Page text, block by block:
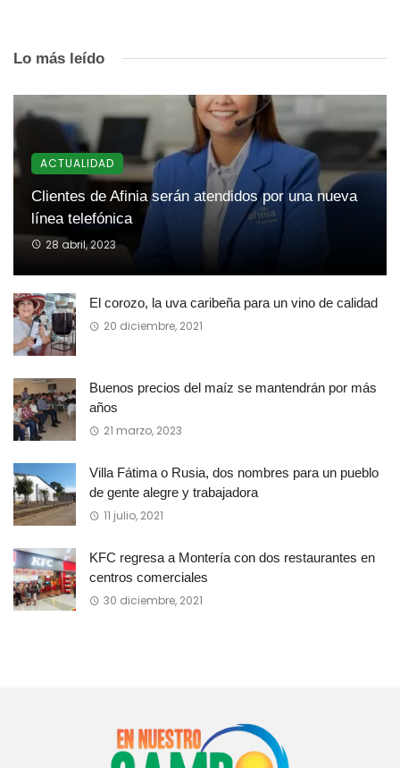
Lo más leído
ACTUALIDAD
Clientes de Afinia serán atendidos por una nueva
línea telefónica
28 abril, 2023
El corozo, la uva caribeña para un vino de calidad
20 diciembre, 2021
Buenos precios del maíz se mantendrán por más
años
21 marzo, 2023
Villa Fátima o Rusia, dos nombres para un pueblo
de gente alegre y trabajadora
11 julio, 2021
KFC regresa a Montería con dos restaurantes en
centros comerciales
30 diciembre, 2021